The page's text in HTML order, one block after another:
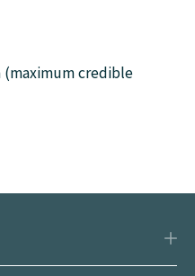
(maximum credible